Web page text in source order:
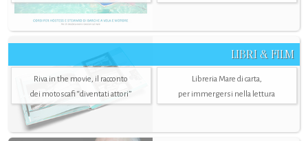
LIBRI & FILM
Riva in the movie, il racconto
dei motoscafi “diventati attori”
Libreria Mare di carta,
per immergersi nella lettura